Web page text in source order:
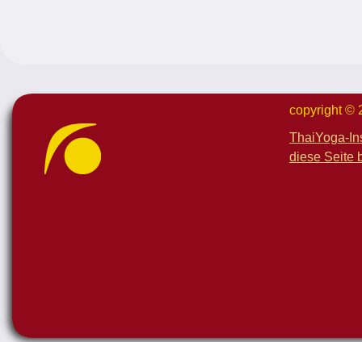
copyright ©
ThaiYoga-
diese Seite